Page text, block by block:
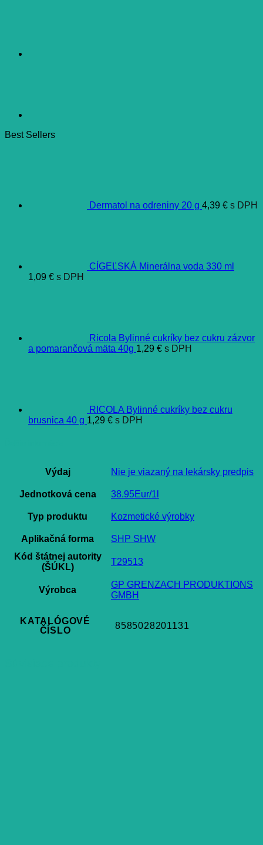
Best Sellers
Dermatol na odreniny 20 g 4,39 € s DPH
CÍGEĽSKÁ Minerálna voda 330 ml
1,09 € s DPH
Ricola Bylinné cukríky bez cukru zázvor
a pomarančová mäta 40g 1,29 € s DPH
RICOLA Bylinné cukríky bez cukru
brusnica 40 g 1,29 € s DPH
Výdaj Nie je viazaný na lekársky predpis
Jednotková cena 38.95Eur/1l
Typ produktu Kozmetické výrobky
Aplikačná forma
SHP SHW
Kód štátnej autority
(ŠÚKL)
T29513
Výrobca
GP GRENZACH PRODUKTIONS
GMBH
KATALÓGOVÉ
ČÍSLO
8585028201131